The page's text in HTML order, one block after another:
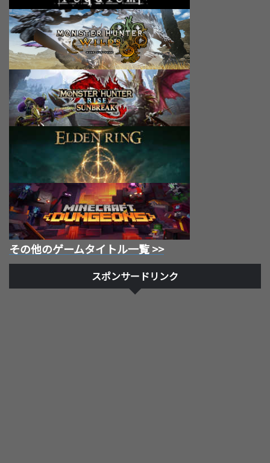
その他のゲームタイトル一覧 >>
スポンサードリンク